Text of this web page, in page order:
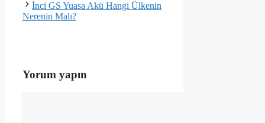
İnci GS Yuasa Akü Hangi Ülkenin
Nerenin Malı?
Yorum yapın